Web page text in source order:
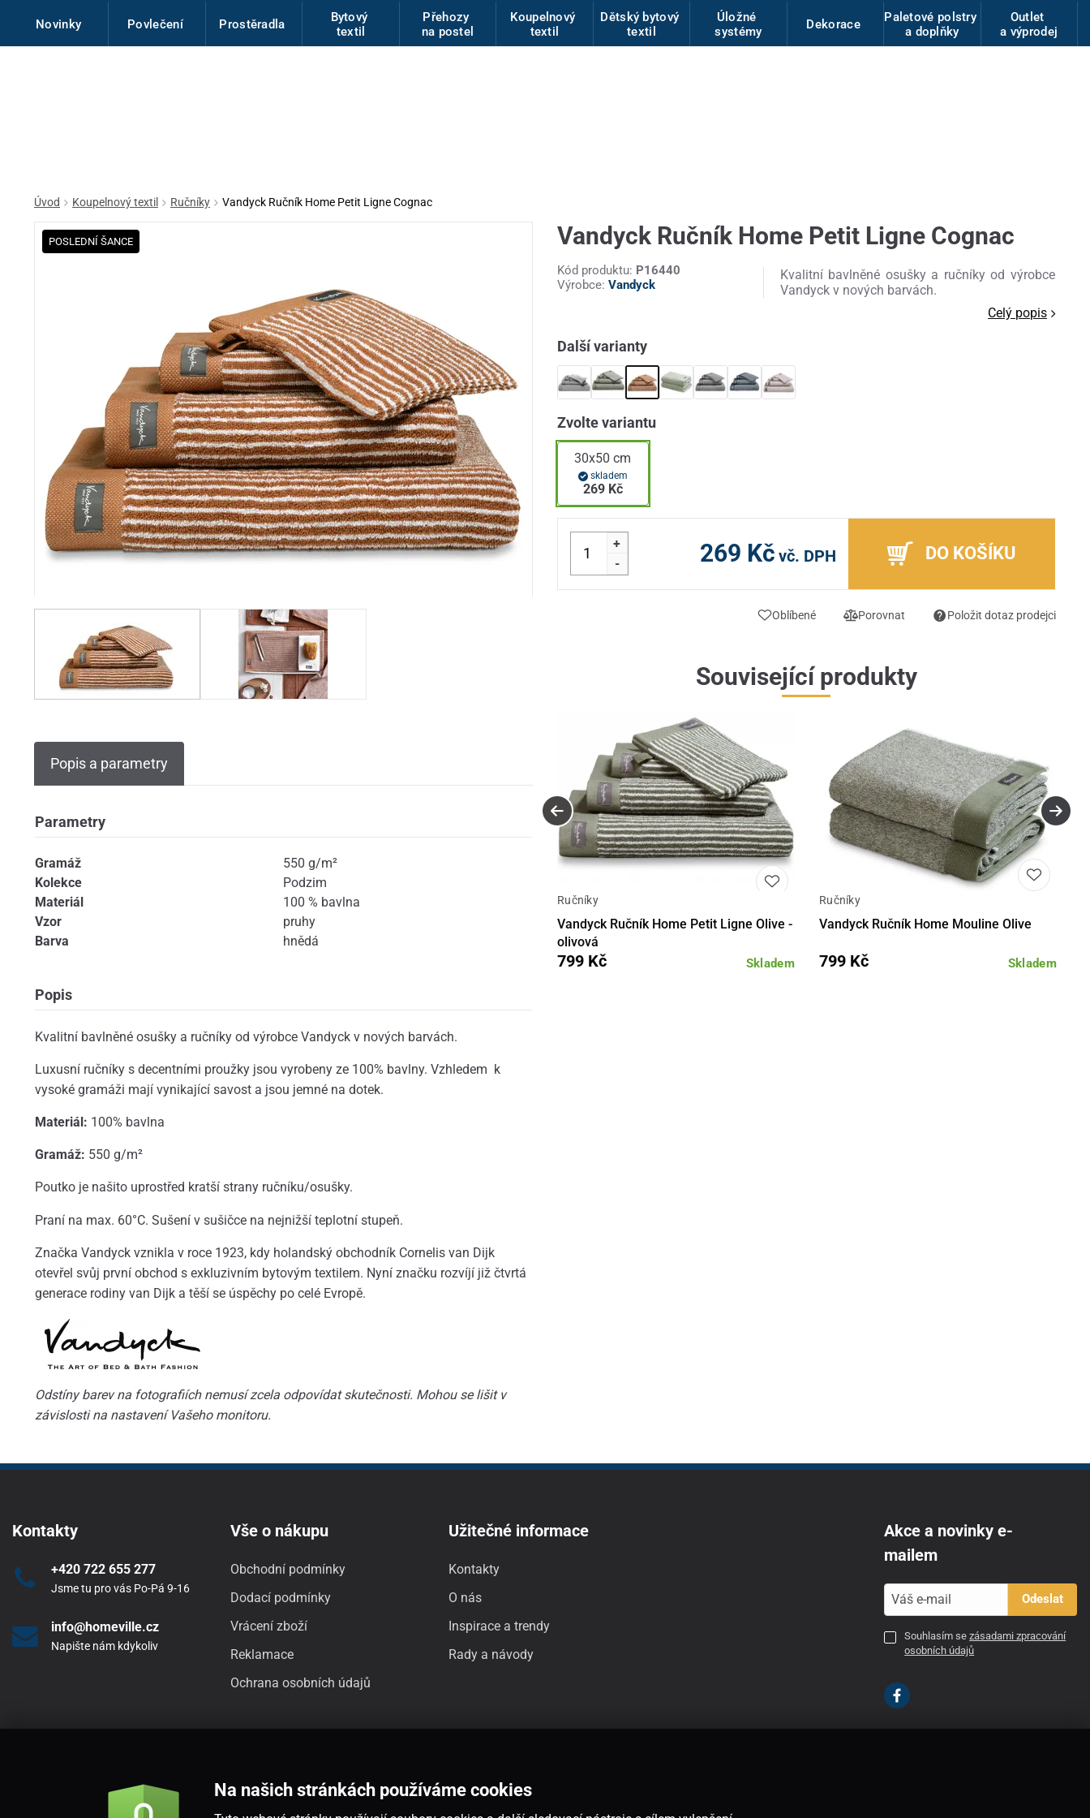
Novinky Povlečení Prostěradla
Bytový
textil
Přehozy
na postel
Koupelnový
textil
Dětský bytový
textil
Úložné
systémy
Dekorace
Paletové polstry
a doplňky
Outlet
a výprodej
Úvod Koupelnový textil Ručníky Vandyck Ručník Home Petit Ligne Cognac
POSLEDNÍ ŠANCE
Popis a parametry
Parametry
Gramáž
550 g/m²
Kolekce
Podzim
Materiál
100 % bavlna
Vzor
pruhy
Barva
hnědá
Popis
Kvalitní bavlněné osušky a ručníky od výrobce Vandyck v nových barvách.
Luxusní ručníky s decentními proužky jsou vyrobeny ze 100% bavlny. Vzhledem k
vysoké gramáži mají vynikající savost a jsou jemné na dotek.
Materiál: 100% bavlna
Gramáž: 550 g/m²
Poutko je našito uprostřed kratší strany ručníku/osušky.
Praní na max. 60°C. Sušení v sušičce na nejnižší teplotní stupeň.
Značka Vandyck vznikla v roce 1923, kdy holandský obchodník Cornelis van Dijk
otevřel svůj první obchod s exkluzivním bytovým textilem. Nyní značku rozvíjí již čtvrtá
generace rodiny van Dijk a těší se úspěchy po celé Evropě.
Odstíny barev na fotografiích nemusí zcela odpovídat skutečnosti. Mohou se lišit v
závislosti na nastavení Vašeho monitoru.
Vandyck Ručník Home Petit Ligne Cognac
Kód produktu: P16440
Výrobce: Vandyck
Kvalitní bavlněné osušky a ručníky od výrobce
Vandyck v nových barvách.
Celý popis
Další varianty
Zvolte variantu
30x50 cm
skladem
269 Kč
+
-
269 Kč vč. DPH DO KOŠÍKU
Oblíbené Porovnat Položit dotaz prodejci
Související produkty
Ručníky
Vandyck Ručník Home Petit Ligne Olive -
olivová
Skladem
799 Kč
Ručníky
Vandyck Ručník Home Mouline Olive
Skladem
799 Kč
Kontakty
+420 722 655 277
Jsme tu pro vás Po-Pá 9-16
info@homeville.cz
Napište nám kdykoliv
Vše o nákupu
Obchodní podmínky
Dodací podmínky
Vrácení zboží
Reklamace
Ochrana osobních údajů
Užitečné informace
Kontakty
O nás
Inspirace a trendy
Rady a návody
Akce a novinky e-
mailem
Odeslat
Souhlasím sezásadami zpracování
osobních údajů
Na našich stránkách používáme cookies